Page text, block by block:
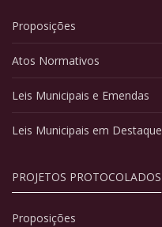
Proposições
Atos Normativos
Leis Municipais e Emendas
Leis Municipais em Destaque
PROJETOS PROTOCOLADOS
Proposições